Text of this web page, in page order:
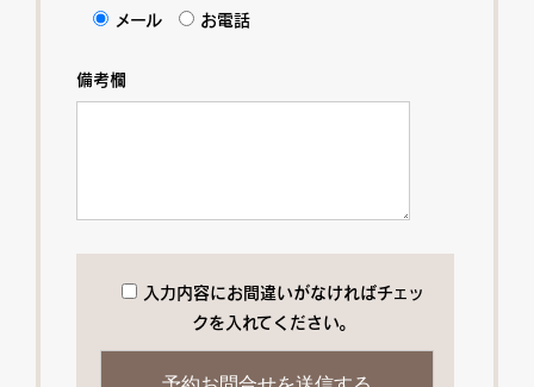
メール お電話
備考欄
入力内容にお間違いがなければチェッ
クを入れてください。